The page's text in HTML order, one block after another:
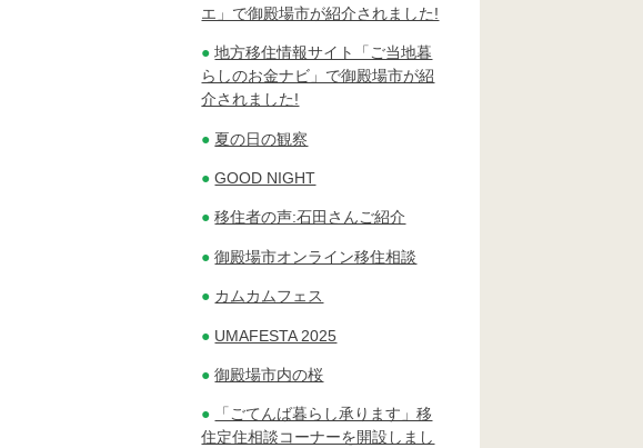
エ」で御殿場市が紹介されました!
地方移住情報サイト「ご当地暮
らしのお金ナビ」で御殿場市が紹
介されました!
夏の日の観察
GOOD NIGHT
移住者の声:石田さんご紹介
御殿場市オンライン移住相談
カムカムフェス
UMAFESTA 2025
御殿場市内の桜
「ごてんば暮らし承ります」移
住定住相談コーナーを開設しまし